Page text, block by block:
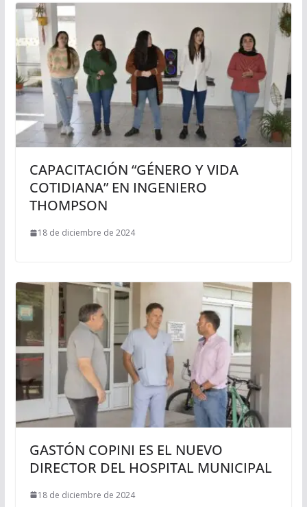
CAPACITACIÓN “GÉNERO Y VIDA
COTIDIANA” EN INGENIERO
THOMPSON
18 de diciembre de 2024
GASTÓN COPINI ES EL NUEVO
DIRECTOR DEL HOSPITAL MUNICIPAL
18 de diciembre de 2024